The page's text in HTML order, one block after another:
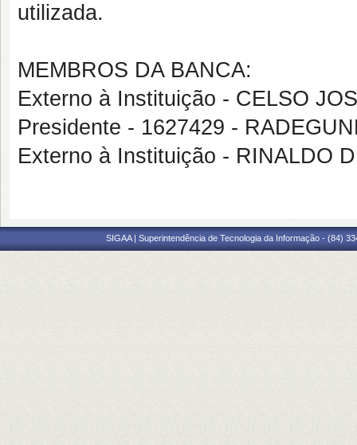
utilizada.
MEMBROS DA BANCA:
Externo à Instituição - CELSO
Presidente - 1627429 -
Externo à Instituição - RINALDO
SIGAA | Superintendência de Tecnologia da Informação - (84)